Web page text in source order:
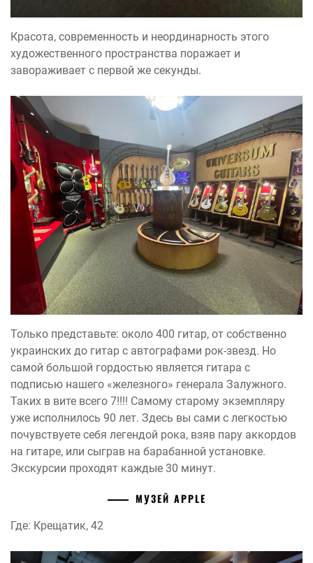
Красота, современность и неординарность этого
художественного пространства поражает и
завораживает с первой же секунды.
Только представьте: около 400 гитар, от собственно
украинских до гитар с автографами рок-звезд. Но
самой большой гордостью является гитара с
подписью нашего «железного» генерала Залужного.
Таких в вите всего 7!!!! Самому старому экземпляру
уже исполнилось 90 лет. Здесь вы сами с легкостью
почувствуете себя легендой рока, взяв пару аккордов
на гитаре, или сыграв на барабанной установке.
Экскурсии проходят каждые 30 минут.
МУЗЕЙ APPLE
Где: Крещатик, 42